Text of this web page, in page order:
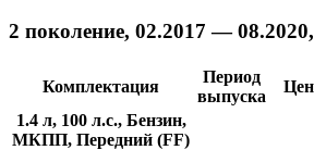
2 поколение, 02.2017 —
Комплектация
Период
выпуска
1.4 л, 100 л.с., Бензин,
МКПП, Передний (FF)